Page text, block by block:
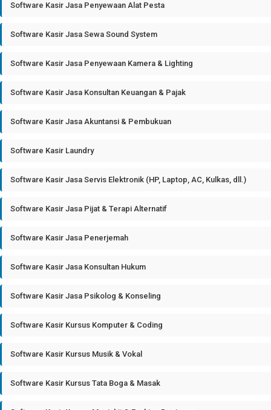
Software Kasir Jasa Penyewaan Alat Pesta
Software Kasir Jasa Sewa Sound System
Software Kasir Jasa Penyewaan Kamera & Lighting
Software Kasir Jasa Konsultan Keuangan & Pajak
Software Kasir Jasa Akuntansi & Pembukuan
Software Kasir Laundry
Software Kasir Jasa Servis Elektronik (HP, Laptop, AC, Kulkas, dll.)
Software Kasir Jasa Pijat & Terapi Alternatif
Software Kasir Jasa Penerjemah
Software Kasir Jasa Konsultan Hukum
Software Kasir Jasa Psikolog & Konseling
Software Kasir Kursus Komputer & Coding
Software Kasir Kursus Musik & Vokal
Software Kasir Kursus Tata Boga & Masak